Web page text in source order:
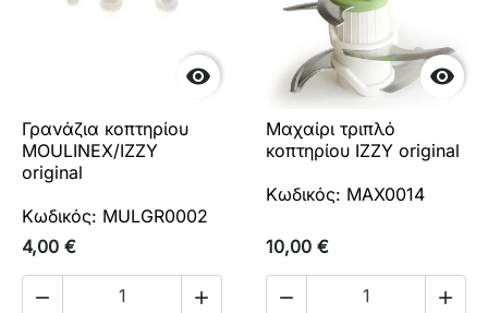

Γρανάζια κοπτηρίου
MOULINEX/IZZY
original
Κωδικός: MULGR0002
4,00 €
 

Μαχαίρι τριπλό
κοπτηρίου IZZY original
Κωδικός: MAX0014
10,00 €
 